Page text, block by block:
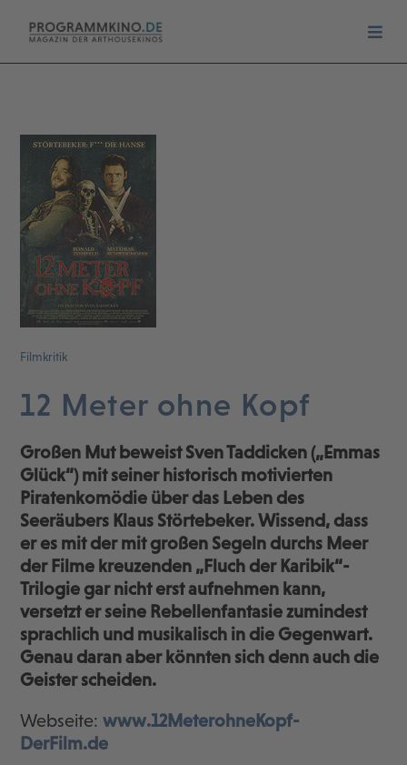
Filmkritik
12 Meter ohne Kopf
Großen Mut beweist Sven Taddicken („Emmas
Glück“) mit seiner historisch motivierten
Piratenkomödie über das Leben des
Seeräubers Klaus Störtebeker. Wissend, dass
er es mit der mit großen Segeln durchs Meer
der Filme kreuzenden „Fluch der Karibik“-
Trilogie gar nicht erst aufnehmen kann,
versetzt er seine Rebellenfantasie zumindest
sprachlich und musikalisch in die Gegenwart.
Genau daran aber könnten sich denn auch die
Geister scheiden.
Webseite:www.12MeterohneKopf-
DerFilm.de